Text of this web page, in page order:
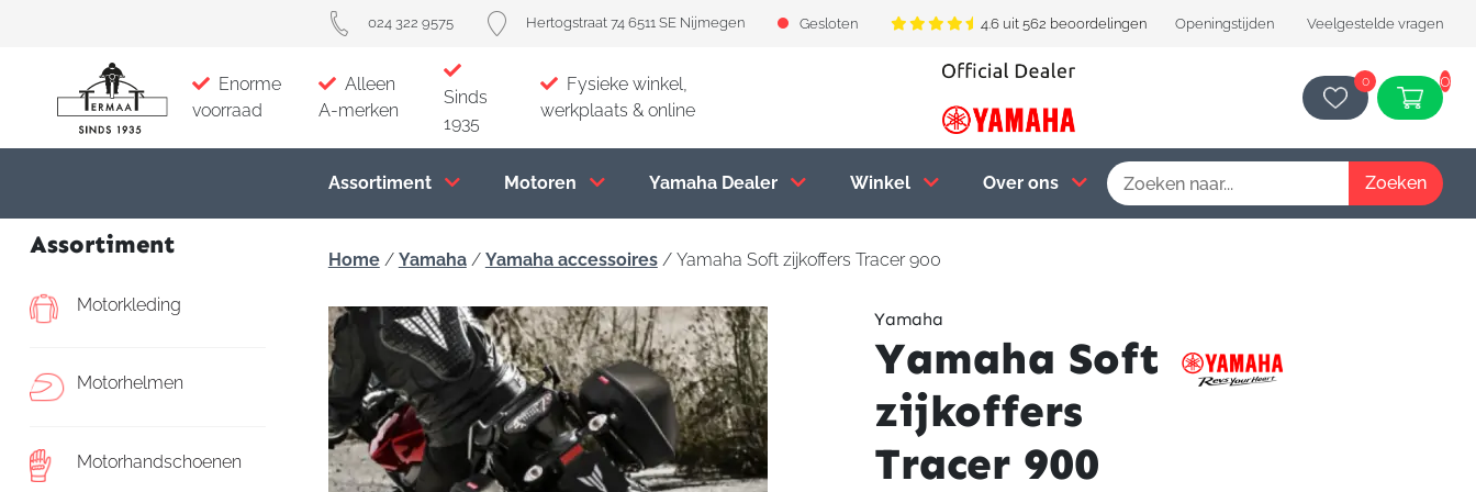
024 322 9575 Hertogstraat 74 6511 SE Nijmegen Gesloten 4.6 uit 562 beoordelingen Openingstijden Veelgestelde vragen
Enorme
voorraad
Alleen
A-merken
Sinds
1935
Fysieke winkel,
werkplaats & online
0 0
Assortiment Motoren Yamaha Dealer Winkel Over ons
Assortiment
Motorkleding
Motorhelmen
Motorhandschoenen
Home/ Yamaha/ Yamaha accessoires/ Yamaha Soft zijkoffers Tracer 900
Yamaha
Yamaha Soft
zijkoffers
Tracer 900